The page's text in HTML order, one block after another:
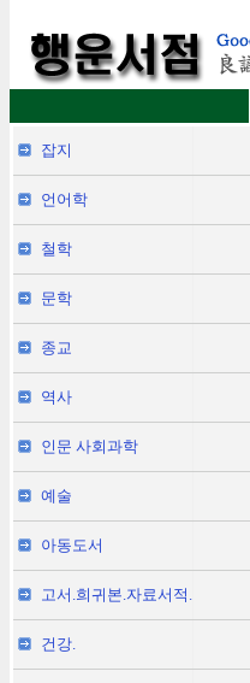
잡지
언어학
철학
문학
종교
역사
인문 사회과학
예술
아동도서
고서.희귀본.자료서적.
건강.